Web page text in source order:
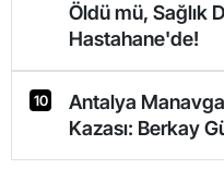
Öldü mü, Sağlık
Hastahane'de!
10
Antalya
Kazası: Berkay